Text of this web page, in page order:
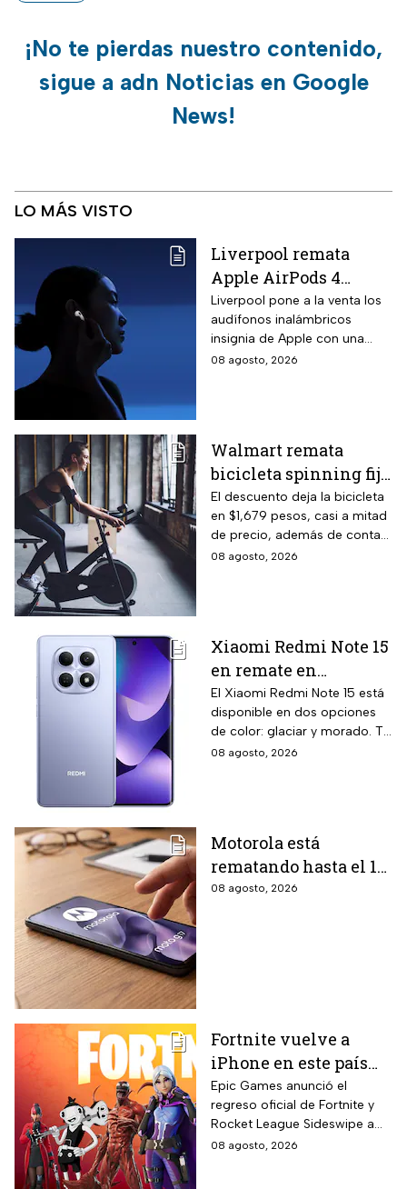
¡No te pierdas nuestro contenido,
sigue a adn Noticias en Google
News!
LO MÁS VISTO
Liverpool remata
Apple AirPods 4
inalámbricos con 20%
descuento y hasta 16
MSI
Liverpool pone a la venta los
audífonos inalámbricos
insignia de Apple con una
rebaja considerable y
08 agosto, 2026
Walmart remata
bicicleta spinning fija
con monitoreo de
velocidad, calorías y
pulso, ideal para hacer
cardio en casa
El descuento deja la bicicleta
en $1,679 pesos, casi a mitad
de precio, además de contar
el beneficio de meses sin
08 agosto, 2026
Xiaomi Redmi Note 15
en remate en
Liverpool: 256 GB de
almacenamiento,
cámara de 108 MP y
carga rápida
El Xiaomi Redmi Note 15 está
disponible en dos opciones
de color: glaciar y morado. Te
contamos todos los detalles
08 agosto, 2026
Motorola está
rematando hasta el 19
de agosto el celular
08 agosto, 2026
Fortnite vuelve a
iPhone en este país
latinoamericano tras
acuerdo oficial con
Apple en 2026
Epic Games anunció el
regreso oficial de Fortnite y
Rocket League Sideswipe a
iPhones ubicados en Brasil
08 agosto, 2026